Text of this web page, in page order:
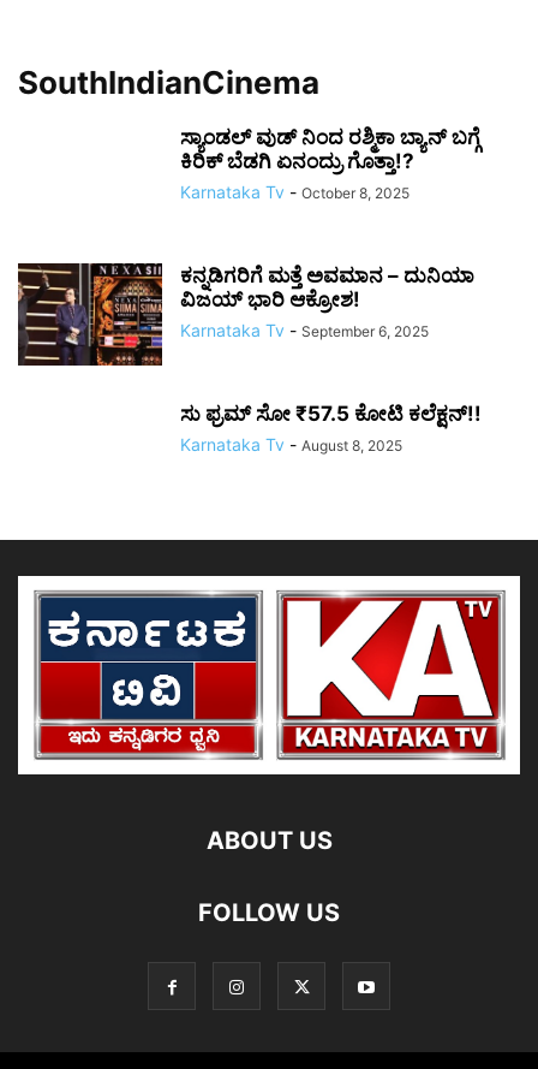
SouthIndianCinema
ಸ್ಯಾಂಡಲ್ ವುಡ್ ನಿಂದ ರಶ್ಮಿಕಾ ಬ್ಯಾನ್ ಬಗ್ಗೆ
ಕಿರಿಕ್ ಬೆಡಗಿ ಏನಂದ್ರು ಗೊತ್ತಾ!?
Karnataka Tv - October 8, 2025
ಕನ್ನಡಿಗರಿಗೆ ಮತ್ತೆ ಅವಮಾನ – ದುನಿಯಾ
ವಿಜಯ್ ಭಾರಿ ಆಕ್ರೋಶ!
Karnataka Tv - September 6, 2025
ಸು ಫ್ರಮ್ ಸೋ ₹57.5 ಕೋಟಿ ಕಲೆಕ್ಷನ್!!
Karnataka Tv - August 8, 2025
ABOUT US
FOLLOW US